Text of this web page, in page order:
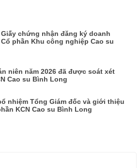
chứng nhận đăng ký doanh
phần Khu công nghiệp Cao su
niên năm 2026 đã được soát xét
Cao su Bình Long
nhiệm Tổng Giám đốc và giới thiệu
KCN Cao su Bình Long